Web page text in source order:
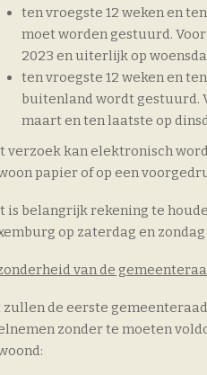
ten vroegste 12 weken en
moet worden gestuurd.
2023 en uiterlijk op
ten vroegste 12 weken en
buitenland wordt gestuurd.
maart en ten laatste op
verzoek kan elektronisch
papier of op een
is belangrijk rekening te
op zaterdag en
van de
zullen de eerste
zonder te moeten